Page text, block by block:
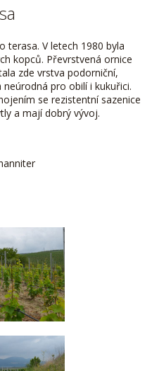
terasa. V letech 1980 byla
kopců. Převrstvená ornice
zde vrstva podorniční,
pro obilí i kukuřici.
se rezistentní sazenice
a mají dobrý vývoj.